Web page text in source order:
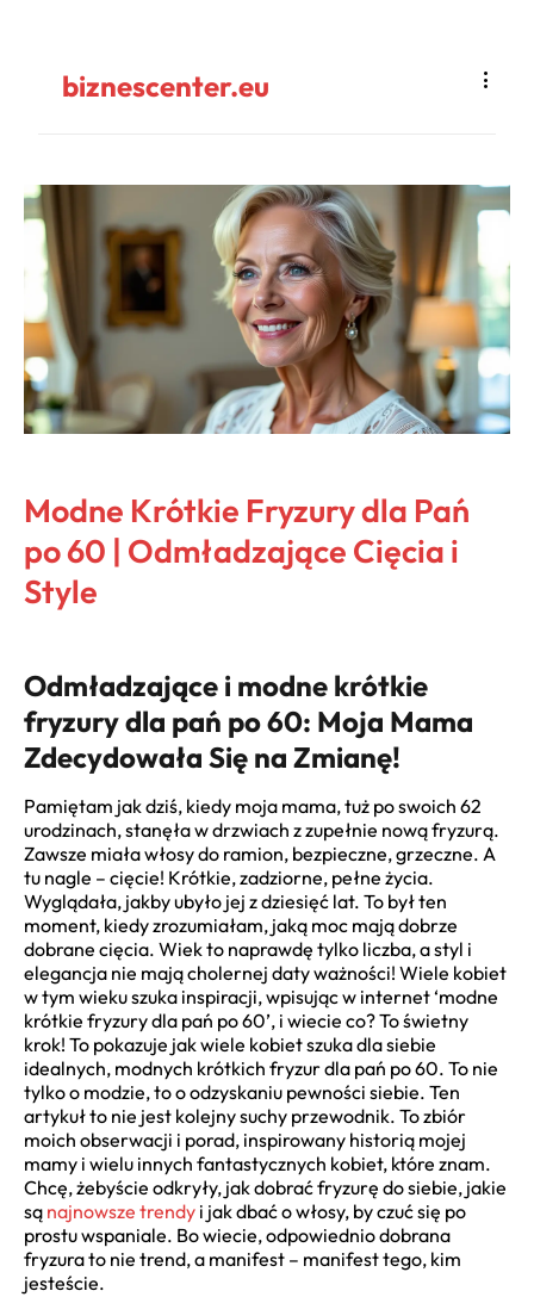
biznescenter.eu
Modne Krótkie Fryzury dla Pań
po 60 | Odmładzające Cięcia i
Style
Odmładzające i modne krótkie
fryzury dla pań po 60: Moja Mama
Zdecydowała Się na Zmianę!
Pamiętam jak dziś, kiedy moja mama, tuż po swoich 62
urodzinach, stanęła w drzwiach z zupełnie nową fryzurą.
Zawsze miała włosy do ramion, bezpieczne, grzeczne. A
tu nagle – cięcie! Krótkie, zadziorne, pełne życia.
Wyglądała, jakby ubyło jej z dziesięć lat. To był ten
moment, kiedy zrozumiałam, jaką moc mają dobrze
dobrane cięcia. Wiek to naprawdę tylko liczba, a styl i
elegancja nie mają cholernej daty ważności! Wiele kobiet
w tym wieku szuka inspiracji, wpisując w internet ‘modne
krótkie fryzury dla pań po 60’, i wiecie co? To świetny
krok! To pokazuje jak wiele kobiet szuka dla siebie
idealnych, modnych krótkich fryzur dla pań po 60. To nie
tylko o modzie, to o odzyskaniu pewności siebie. Ten
artykuł to nie jest kolejny suchy przewodnik. To zbiór
moich obserwacji i porad, inspirowany historią mojej
mamy i wielu innych fantastycznych kobiet, które znam.
Chcę, żebyście odkryły, jak dobrać fryzurę do siebie, jakie
są najnowsze trendy i jak dbać o włosy, by czuć się po
prostu wspaniale. Bo wiecie, odpowiednio dobrana
fryzura to nie trend, a manifest – manifest tego, kim
jesteście.